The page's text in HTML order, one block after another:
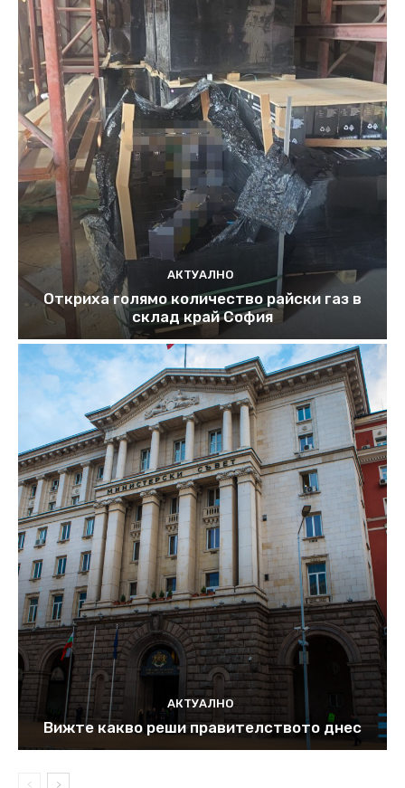
АКТУАЛНО
Откриха голямо количество райски газ в
склад край София
АКТУАЛНО
Вижте какво реши правителството днес